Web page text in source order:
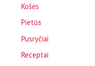
Košės
Pietūs
Pusryčiai
Receptai